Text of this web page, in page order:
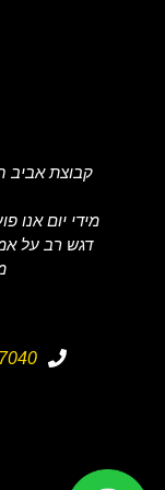
קבוצת אביב
מידי יום אנו
דגש רב על